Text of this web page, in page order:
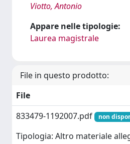
Viotto, Antonio
Appare nelle tipologie:
Laurea magistrale
File in questo prodotto:
File
833479-1192007.pdf
non
Tipologia: Altro materiale